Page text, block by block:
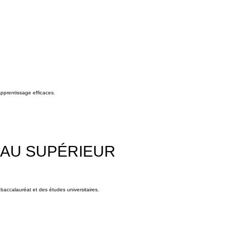
efficaces.
SUPÉRIEUR
et des études universitaires.